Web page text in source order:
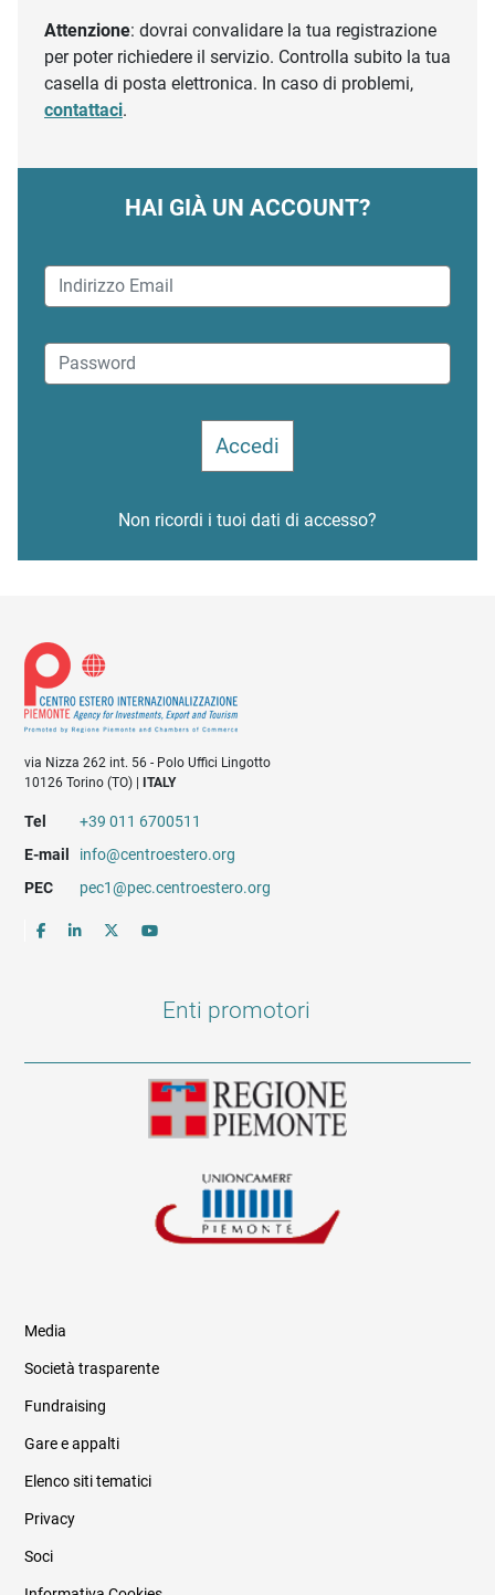
Attenzione: dovrai convalidare la tua registrazione
per poter richiedere il servizio. Controlla subito la tua
casella di posta elettronica. In caso di problemi,
contattaci.
HAI GIÀ UN ACCOUNT?
Non ricordi i tuoi dati di accesso?
via Nizza 262 int. 56 - Polo Uffici Lingotto
10126 Torino (TO) |
ITALY
Tel
+39 011 6700511
E-mail
info@centroestero.org
PEC
pec1@pec.centroestero.org
Enti promotori
Informazioni legali e trasparenza
Media
Società trasparente
Fundraising
Gare e appalti
Elenco siti tematici
Privacy
Soci